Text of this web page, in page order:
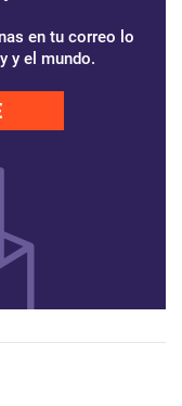
en tu correo lo
y el mundo.